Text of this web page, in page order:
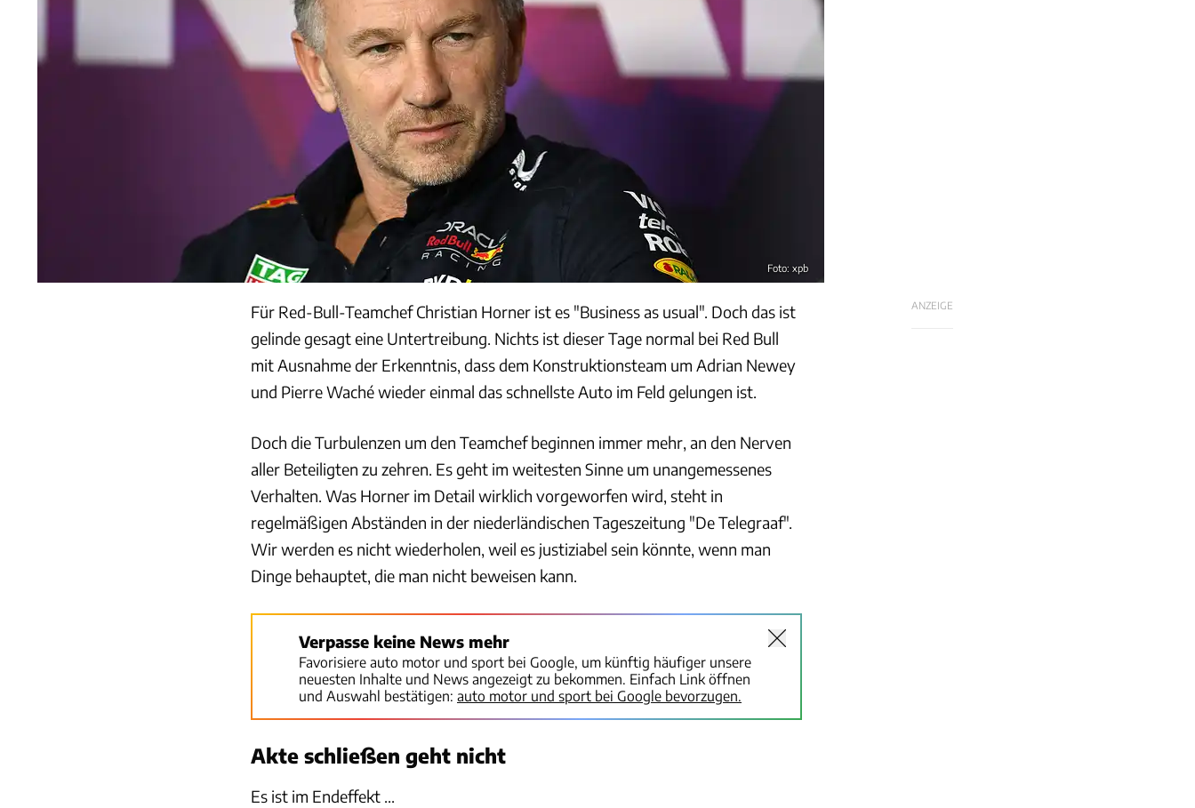
Foto: xpb
ANZEIGE
Für Red-Bull-Teamchef Christian Horner ist es "Business as usual". Doch das ist
gelinde gesagt eine Untertreibung. Nichts ist dieser Tage normal bei Red Bull
mit Ausnahme der Erkenntnis, dass dem Konstruktionsteam um Adrian Newey
und Pierre Waché wieder einmal das schnellste Auto im Feld gelungen ist.
Doch die Turbulenzen um den Teamchef beginnen immer mehr, an den Nerven
aller Beteiligten zu zehren. Es geht im weitesten Sinne um unangemessenes
Verhalten. Was Horner im Detail wirklich vorgeworfen wird, steht in
regelmäßigen Abständen in der niederländischen Tageszeitung "De Telegraaf".
Wir werden es nicht wiederholen, weil es justiziabel sein könnte, wenn man
Dinge behauptet, die man nicht beweisen kann.
Verpasse keine News mehr
Favorisiere auto motor und sport bei Google, um künftig häufiger unsere
neuesten Inhalte und News angezeigt zu bekommen. Einfach Link öffnen
und Auswahl bestätigen: auto motor und sport bei Google bevorzugen.
Akte schließen geht nicht
Es ist im Endeffekt ...